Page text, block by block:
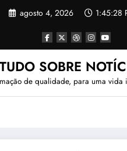
agosto 4, 2026 1:45:30
TUDO SOBRE
de qualidade, para uma vida